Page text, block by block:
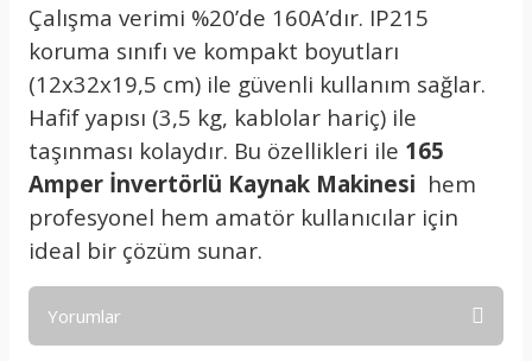
Çalışma verimi %20’de 160A’dır. IP215
koruma sınıfı ve kompakt boyutları
(12x32x19,5 cm) ile güvenli kullanım sağlar.
Hafif yapısı (3,5 kg, kablolar hariç) ile
taşınması kolaydır. Bu özellikleri ile 165
Amper İnvertörlü Kaynak Makinesi hem
profesyonel hem amatör kullanıcılar için
ideal bir çözüm sunar.
Yorumlar